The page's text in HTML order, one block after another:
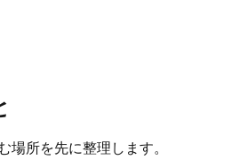
場所を先に整理します。